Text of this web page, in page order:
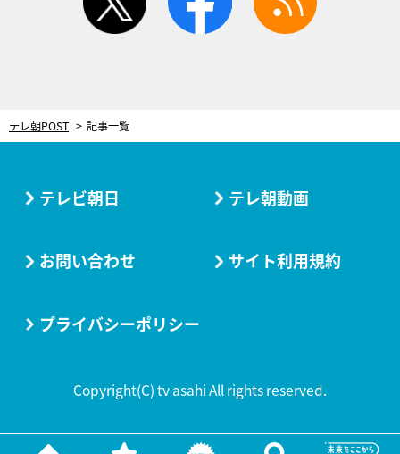
テレ朝POST 記事一覧
テレビ朝日 テレ朝動画
お問い合わせ サイト利用規約
プライバシーポリシー
Copyright(C) tv asahi All rights reserved.